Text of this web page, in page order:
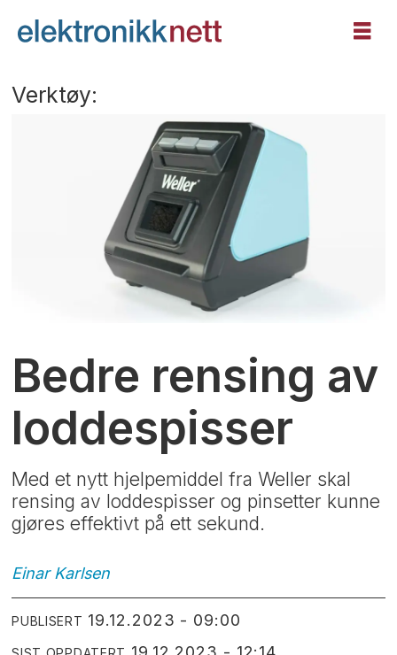
Verktøy:
Bedre rensing av
loddespisser
Med et nytt hjelpemiddel fra Weller skal
rensing av loddespisser og pinsetter kunne
gjøres effektivt på ett sekund.
Einar Karlsen
PUBLISERT 19.12.2023 - 09:00